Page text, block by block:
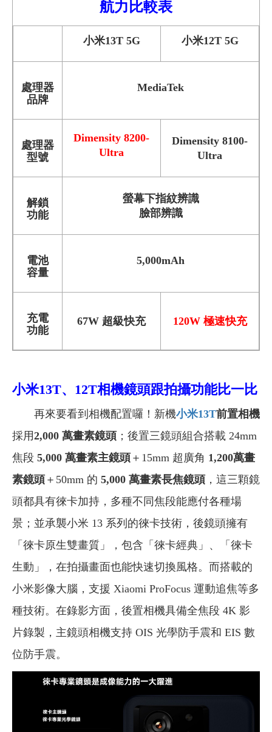
航力比較表
小米13T 5G 小米12T 5G
處理器
品牌
MediaTek
處理器
型號
Dimensity 8200-
Ultra
Dimensity 8100-
Ultra
解鎖
功能
螢幕下指紋辨識
臉部辨識
電池
容量
5,000mAh
充電
功能
67W 超級快充 120W 極速快充
小米13T、12T相機鏡頭跟拍攝功能比一比
再來要看到相機配置囉！新機小米13T前置相機
採用2,000 萬畫素鏡頭 ；後置三鏡頭組合搭載 24mm
焦段 5,000 萬畫素主鏡頭 ＋15mm 超廣角 1,200萬畫
素鏡頭 ＋50mm 的 5,000 萬畫素長焦鏡頭 ，這三顆鏡
頭都具有徠卡加持，多種不同焦段能應付各種場
景；並承襲小米 13 系列的徠卡技術，後鏡頭擁有
「徠卡原生雙畫質」，包含「徠卡經典」、「徠卡
生動」，在拍攝畫面也能快速切換風格。而搭載的
小米影像大腦，支援 Xiaomi ProFocus 運動追焦等多
種技術。在錄影方面，後置相機具備全焦段 4K 影
片錄製，主鏡頭相機支持 OIS 光學防手震和 EIS 數
位防手震。